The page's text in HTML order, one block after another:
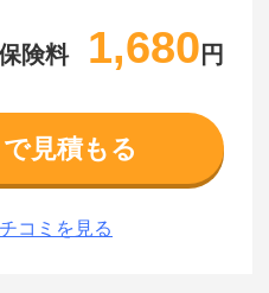
険料 1,680 円
見積もる
コミを見る